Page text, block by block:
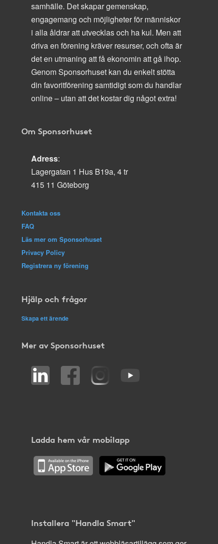
samhälle. Det skapar gemenskap,
engagemang och möjligheter för människor
i alla åldrar att utvecklas och ha kul. Men att
driva en förening kräver resurser, och ofta är
det en utmaning att få ekonomin att gå ihop.
Genom Sponsorhuset kan du enkelt stötta
din favoritförening samtidigt som du handlar
online – utan att det kostar dig något extra!
Om Sponsorhuset
Adress:
Lagergatan 1 Hus B19a, 4 tr
415 11 Göteborg
Kontakta oss
FAQ
Läs mer om Sponsorhuset
Privacy Policy
Registrera ny förening
Hjälp och frågor
Skapa ett ärende
Mer av Sponsorhuset
Ladda hem vår mobilapp
Installera "Handla Smart"